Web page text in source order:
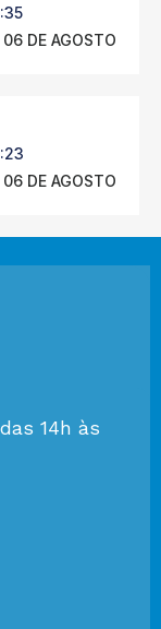
DE AGOSTO
DE AGOSTO
14h às